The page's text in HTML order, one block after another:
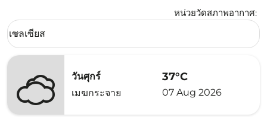
หน่วยวัดสภาพอากาศ:
Weather unit option เซลเซียส Selected
เซลเซียส
keyboard_arrow_down
วันศุกร์
เมฆกระจาย
37°C
07 Aug 2026